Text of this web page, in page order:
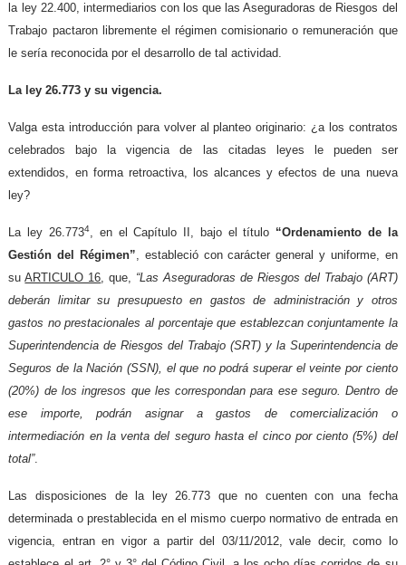
la ley 22.400, intermediarios con los que las Aseguradoras de Riesgos del
Trabajo pactaron libremente el régimen comisionario o remuneración que
le sería reconocida por el desarrollo de tal actividad.
La ley 26.773 y su vigencia.
Valga esta introducción para volver al planteo originario: ¿a los contratos
celebrados bajo la vigencia de las citadas leyes le pueden ser
extendidos, en forma retroactiva, los alcances y efectos de una nueva
ley?
La ley 26.7734, en el Capítulo II, bajo el título “Ordenamiento de la
Gestión del Régimen”, estableció con carácter general y uniforme, en
suARTICULO 16, que, “Las Aseguradoras de Riesgos del Trabajo (ART)
deberán limitar su presupuesto en gastos de administración y otros
gastos no prestacionales al porcentaje que establezcan conjuntamente la
Superintendencia de Riesgos del Trabajo (SRT) y la Superintendencia de
Seguros de la Nación (SSN), el que no podrá superar el veinte por ciento
(20%) de los ingresos que les correspondan para ese seguro. Dentro de
ese importe, podrán asignar a gastos de comercialización o
intermediación en la venta del seguro hasta el cinco por ciento (5%) del
total”.
Las disposiciones de la ley 26.773 que no cuenten con una fecha
determinada o prestablecida en el mismo cuerpo normativo de entrada en
vigencia, entran en vigor a partir del 03/11/2012, vale decir, como lo